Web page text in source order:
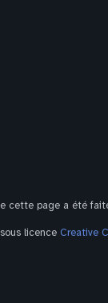
cette page a été
licence Creative